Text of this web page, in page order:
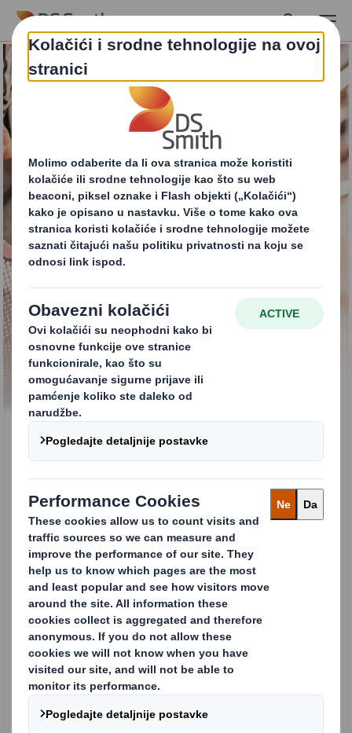
Skip to main content
POS ambalaža
(displayi)
KONTAKTIRAJTE NAS
POS ambalaža (displayi)
U ovom vremenu sveprisutnosti raznih
prodajnih kanala, lako se propuste POS
materijali kao mogući način povećanja
prodaje. Nedavne brojke su pokazale kako su
Point of Sale displayi i dalje visoko efektivni
kao metoda utjecaja na donošenje kupčevih
odluka.
KONTAKTIRAJTE NAS I SAZNAJTE
VIŠE!